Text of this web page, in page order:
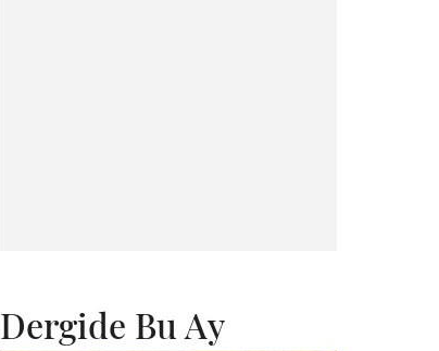
Dergide Bu Ay